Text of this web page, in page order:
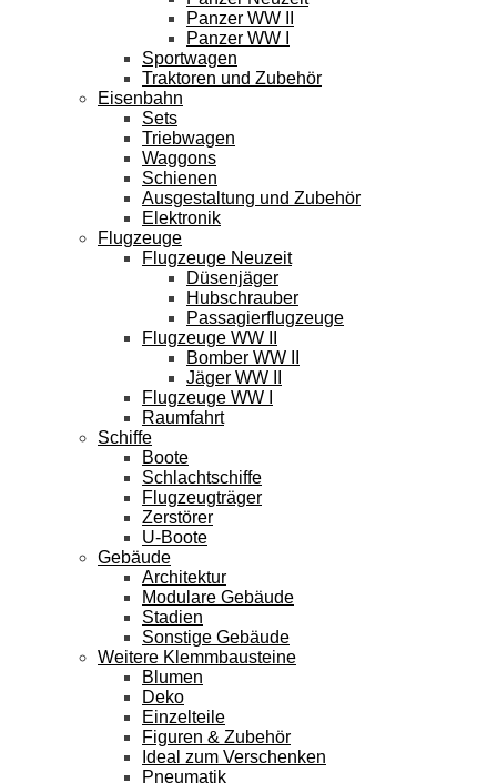
Panzer WW II
Panzer WW I
Sportwagen
Traktoren und Zubehör
Eisenbahn
Sets
Triebwagen
Waggons
Schienen
Ausgestaltung und Zubehör
Elektronik
Flugzeuge
Flugzeuge Neuzeit
Düsenjäger
Hubschrauber
Passagierflugzeuge
Flugzeuge WW II
Bomber WW II
Jäger WW II
Flugzeuge WW I
Raumfahrt
Schiffe
Boote
Schlachtschiffe
Flugzeugträger
Zerstörer
U-Boote
Gebäude
Architektur
Modulare Gebäude
Stadien
Sonstige Gebäude
Weitere Klemmbausteine
Blumen
Deko
Einzelteile
Figuren & Zubehör
Ideal zum Verschenken
Pneumatik